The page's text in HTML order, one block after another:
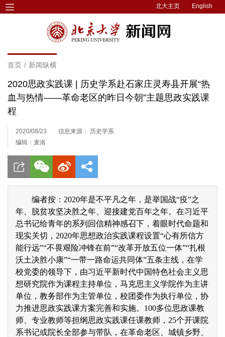
北大主页 English
首页 / 新闻纵横
2020思政实践课 | 历史学系赴石家庄灵寿县开展“热
血与热情——革命老区的昨日今朝”主题思政实践课
程
2020/08/23
信息来源： 历史学系
编辑：麦洛
编者按：2020年是不平凡之年，是举国战“疫”之
年、脱贫攻坚决胜之年、迎接建党百年之年。在习近平
总书记给青年的系列回信精神感召下，着眼时代命题和
现实关切，2020年思想政治实践课程设置“心有所信方
能行远”“不畏艰险冲锋在前”“改革开放五位一体”“扎根
沃土决胜小康”“一带一路命运共同体”五条主线，在学
校党委的领导下，由习近平新时代中国特色社会主义思
想研究院作为课程主持单位，马克思主义学院作为主讲
单位，教务部作为主管单位，校团委作为执行单位，协
力推进思政实践课方案完善和实施。100多位思政课教
师、专业教师等担纲思政实践课任课教师，25个开课院
系书记或院长全部参与带队，在革命老区、城镇乡野、